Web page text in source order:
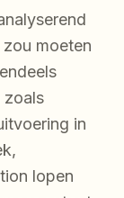
moeten
zoals
in
lopen